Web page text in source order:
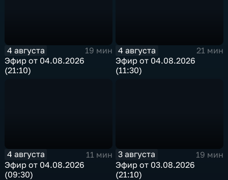
4 августа
19 мин
Эфир от 04.08.2026
(21:10)
4 августа
21 мин
Эфир от 04.08.2026
(11:30)
4 августа
11 мин
Эфир от 04.08.2026
(09:30)
3 августа
19 мин
Эфир от 03.08.2026
(21:10)